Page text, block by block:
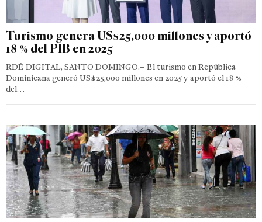
Turismo genera US$25,000 millones y aportó
18 % del PIB en 2025
RDÉ DIGITAL, SANTO DOMINGO.– El turismo en República
Dominicana generó US$25,000 millones en 2025 y aportó el 18 %
del…